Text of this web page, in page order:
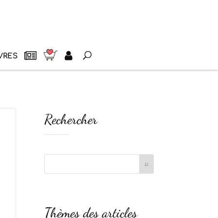
Rechercher
Thèmes des articles